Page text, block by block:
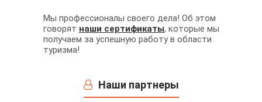
Мы профессионалы своего дела! Об этом
говорят наши сертификаты, которые мы
получаем за успешную работу в области
туризма!
Наши партнеры